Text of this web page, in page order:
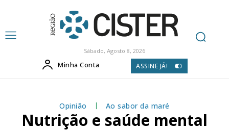
Sábado, Agosto 8, 2026
Minha Conta ASSINE JÁ!
Opinião Ao sabor da maré
Nutrição e saúde mental